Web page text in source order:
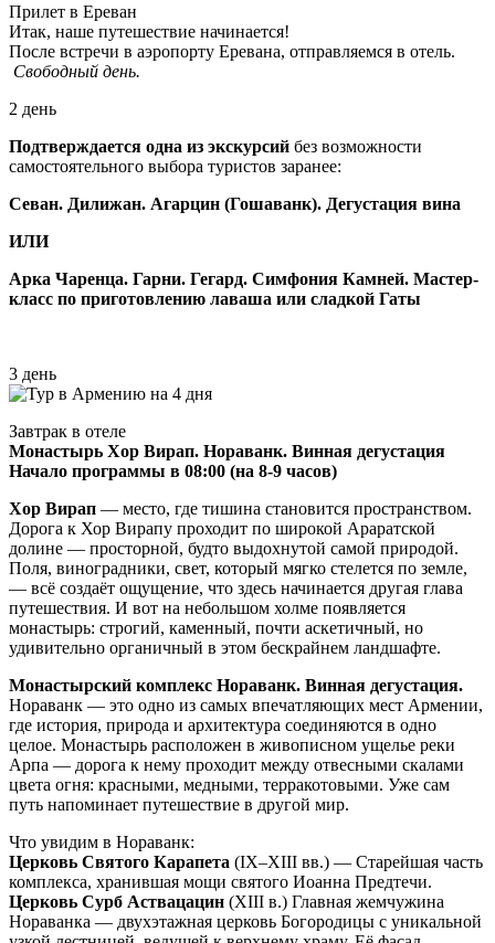
Прилет в Ереван
Итак, наше путешествие начинается!
После встречи в аэропорту Еревана, отправляемся в отель.
Свободный день.
2 день
Подтверждается одна из экскурсий без возможности
самостоятельного выбора туристов заранее:
Севан. Дилижан. Агарцин (Гошаванк). Дегустация вина
ИЛИ
Арка Чаренца. Гарни. Гегард. Симфония Камней. Мастер-
класс по приготовлению лаваша или сладкой Гаты
3 день
Завтрак в отеле
Монастырь Хор Вирап. Нораванк. Винная дегустация
Начало программы в 08:00 (на 8-9 часов)
Хор Вирап — место, где тишина становится пространством.
Дорога к Хор Вирапу проходит по широкой Араратской
долине — просторной, будто выдохнутой самой природой.
Поля, виноградники, свет, который мягко стелется по земле,
— всё создаёт ощущение, что здесь начинается другая глава
путешествия. И вот на небольшом холме появляется
монастырь: строгий, каменный, почти аскетичный, но
удивительно органичный в этом бескрайнем ландшафте.
Монастырский комплекс Нораванк. Винная дегустация.
Нораванк — это одно из самых впечатляющих мест Армении,
где история, природа и архитектура соединяются в одно
целое. Монастырь расположен в живописном ущелье реки
Арпa — дорога к нему проходит между отвесными скалами
цвета огня: красными, медными, терракотовыми. Уже сам
путь напоминает путешествие в другой мир.
Что увидим в Нораванк:
Церковь Святого Карапета (IX–XIII вв.) — Старейшая часть
комплекса, хранившая мощи святого Иоанна Предтечи.
Церковь Сурб Аствацацин (XIII в.) Главная жемчужина
Нораванка — двухэтажная церковь Богородицы с уникальной